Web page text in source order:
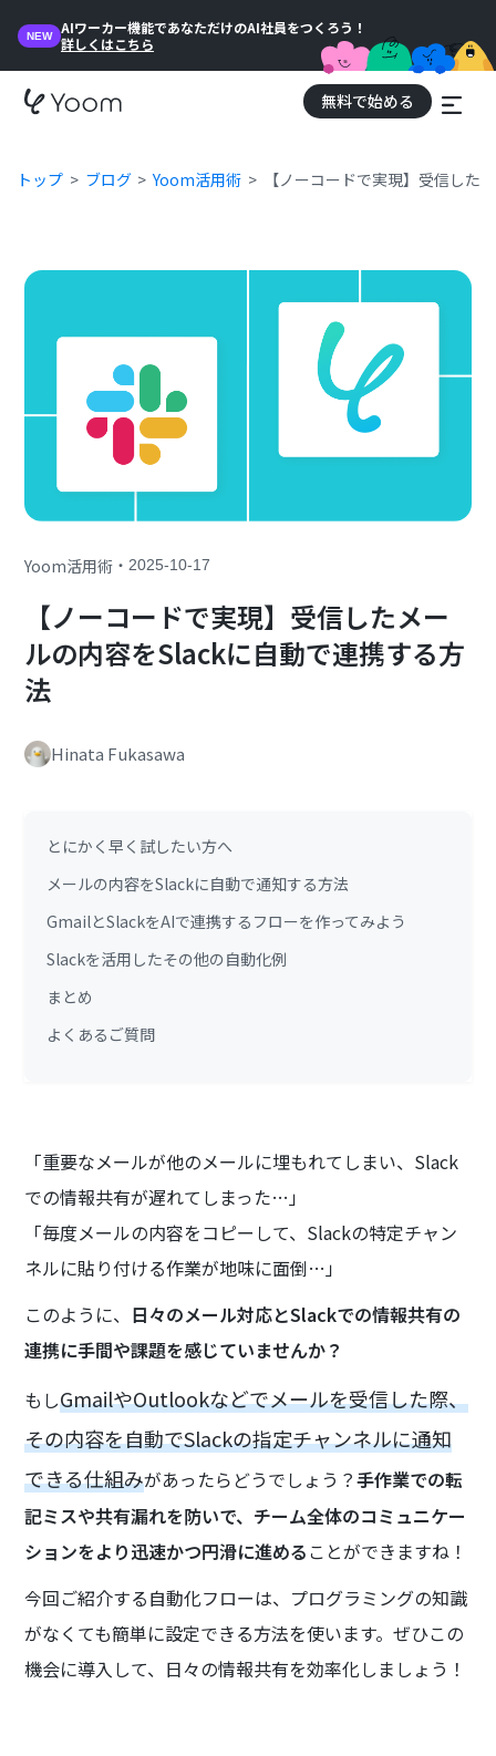
NEW
AIワーカー機能であなただけのAI社員をつくろう！
詳しくはこちら
無料で始める
トップ ブログ Yoom活用術 【ノーコードで実現】受信した
Yoom活用術 ・2025-10-17
【ノーコードで実現】受信したメー
ルの内容をSlackに自動で連携する方
法
Hinata Fukasawa
とにかく早く試したい方へ
メールの内容をSlackに自動で通知する方法
GmailとSlackをAIで連携するフローを作ってみよう
Slackを活用したその他の自動化例
まとめ
よくあるご質問
「重要なメールが他のメールに埋もれてしまい、Slack
での情報共有が遅れてしまった…」
「毎度メールの内容をコピーして、Slackの特定チャン
ネルに貼り付ける作業が地味に面倒…」
このように、 日々のメール対応とSlackでの情報共有の
連携に手間や課題を感じていませんか？
もしGmailやOutlookなどでメールを受信した際、
その内容を自動でSlackの指定チャンネルに通知
できる仕組みがあったらどうでしょう？手作業での転
記ミスや共有漏れを防いで、チーム全体のコミュニケー
ションをより迅速かつ円滑に進める ことができますね！
今回ご紹介する自動化フローは、プログラミングの知識
がなくても簡単に設定できる方法を使います。ぜひこの
機会に導入して、日々の情報共有を効率化しましょう！